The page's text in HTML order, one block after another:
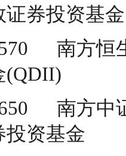
证券投资基金
南方
(QDII)
南方
投资基金